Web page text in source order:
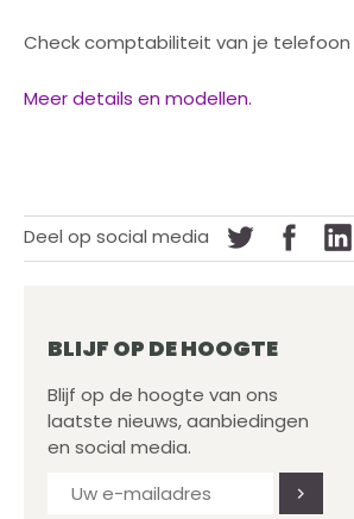
Check comptabiliteit van je telefoon
Meer details en modellen.
Deel op social media
BLIJF OP DE HOOGTE
Blijf op de hoogte van ons
laatste nieuws, aanbiedingen
en social media.